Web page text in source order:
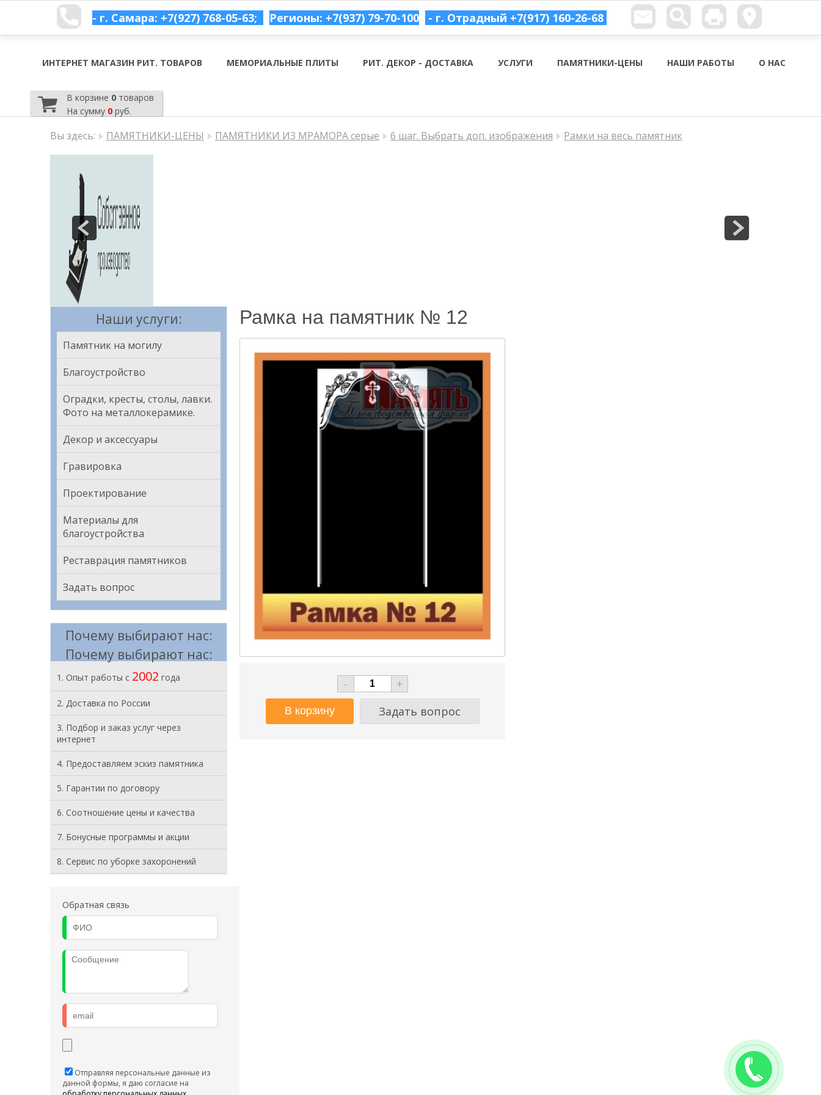
- г. Самара: +7(927) 768-05-63; Регионы: +7(937) 79-70-100 - г. Отрадный +7(917) 160-26-68
ИНТЕРНЕТ МАГАЗИН РИТ. ТОВАРОВ МЕМОРИАЛЬНЫЕ ПЛИТЫ РИТ. ДЕКОР - ДОСТАВКА УСЛУГИ ПАМЯТНИКИ-ЦЕНЫ НАШИ РАБОТЫ О НАС
В корзине 0товаров
На сумму 0руб.
Вы здесь: ПАМЯТНИКИ-ЦЕНЫ ПАМЯТНИКИ ИЗ МРАМОРА серые 6 шаг. Выбрать доп. изображения Рамки на весь памятник
Наши услуги:
Памятник на могилу
Благоустройство
Оградки, кресты, столы, лавки.
Фото на металлокерамике.
Декор и аксессуары
Гравировка
Проектирование
Материалы для
благоустройства
Реставрация памятников
Задать вопрос
Почему выбирают нас:
Почему выбирают нас:
1. Опыт работы с 2002 года
2. Доставка по России
3. Подбор и заказ услуг через
интернет
4. Предоставляем эскиз памятника
5. Гарантии по договору
6. Соотношение цены и качества
7. Бонусные программы и акции
8. Cервис по уборке захоронений
Обратная связь
Отправляя персональные данные из
данной формы, я даю согласие на
Рамка на памятник № 12
-
+
Задать вопрос